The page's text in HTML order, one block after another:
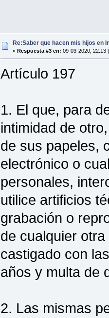
Re:Saber que hacen mis hijos en
« Respuesta #3 en: 09-03-2020, 22:13
Artículo 197
1. El que, para
intimidad de
de sus papeles,
electrónico o
personales,
utilice artificios
grabación o
de cualquier
castigado con
años y multa de
2. Las mismas